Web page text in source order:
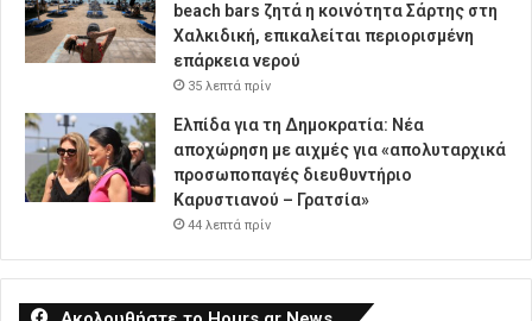
beach bars ζητά η κοινότητα Σάρτης στη
Χαλκιδική, επικαλείται περιορισμένη
επάρκεια νερού
35 λεπτά πρίν
Ελπίδα για τη Δημοκρατία: Νέα
αποχώρηση με αιχμές για «απολυταρχικά
προσωποπαγές διευθυντήριο
Καρυστιανού – Γρατσία»
44 λεπτά πρίν